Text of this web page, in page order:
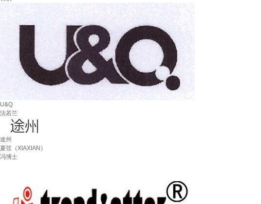
U&Q
法若兰
途州
夏弦（XIAXIAN）
冯博士